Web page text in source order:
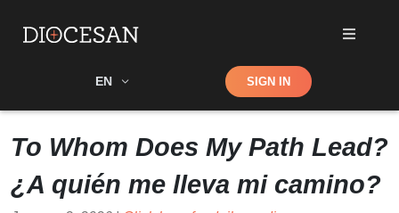
EN Shop SIGN IN
To Whom Does My Path Lead?
¿A quién me lleva mi camino?